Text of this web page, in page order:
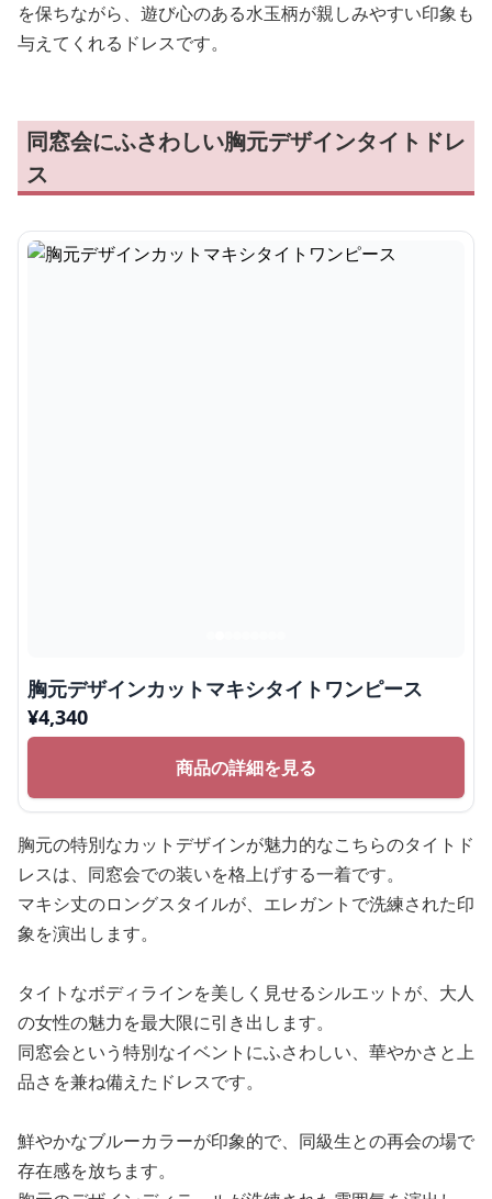
を保ちながら、遊び心のある水玉柄が親しみやすい印象も
与えてくれるドレスです。
同窓会にふさわしい胸元デザインタイトドレ
ス
胸元デザインカットマキシタイトワンピース
¥4,340
商品の詳細を見る
胸元の特別なカットデザインが魅力的なこちらのタイトド
レスは、同窓会での装いを格上げする一着です。
マキシ丈のロングスタイルが、エレガントで洗練された印
象を演出します。
タイトなボディラインを美しく見せるシルエットが、大人
の女性の魅力を最大限に引き出します。
同窓会という特別なイベントにふさわしい、華やかさと上
品さを兼ね備えたドレスです。
鮮やかなブルーカラーが印象的で、同級生との再会の場で
存在感を放ちます。